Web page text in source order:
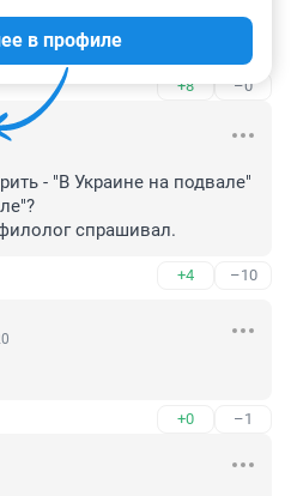
Заматаше
+8 –0
в профиле
- "В Украине на подвале"
спрашивал.
+4 –10
+0 –1